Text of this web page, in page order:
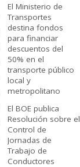
El Ministerio de
Transportes
destina fondos
para financiar
descuentos del
50% en el
transporte público
local y
metropolitano
El BOE publica
Resolución sobre el
Control de
Jornadas de
Trabajo de
Conductores